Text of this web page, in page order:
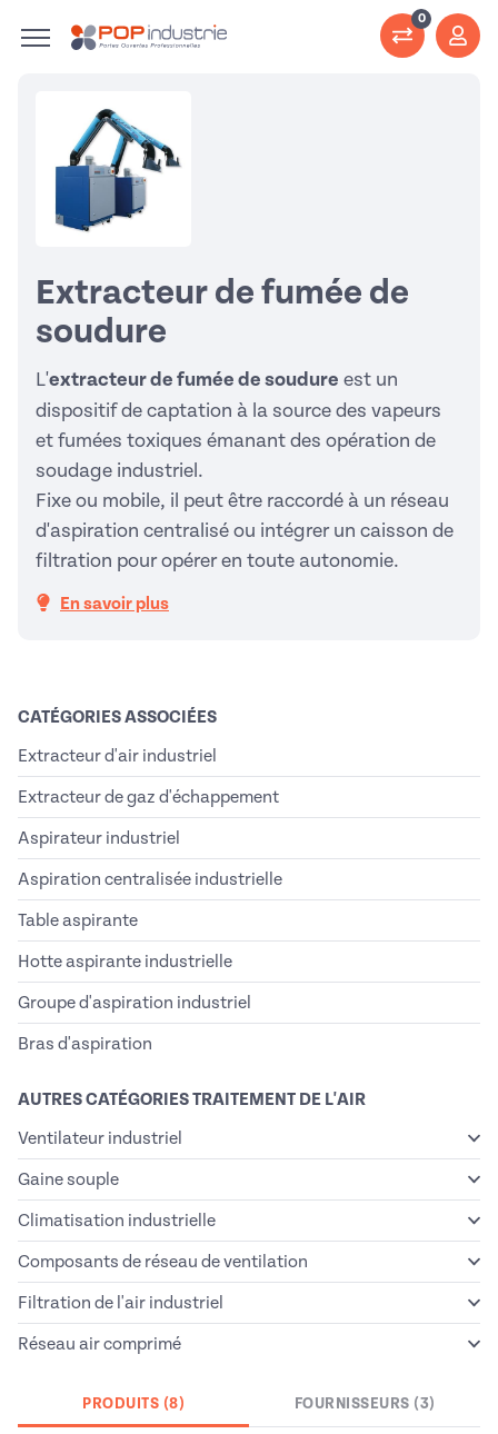
0
Extracteur de fumée de
soudure
L'extracteur de fumée de soudure est un
dispositif de captation à la source des vapeurs
et fumées toxiques émanant des opération de
soudage industriel.
Fixe ou mobile, il peut être raccordé à un réseau
d'aspiration centralisé ou intégrer un caisson de
filtration pour opérer en toute autonomie.
En savoir plus
CATÉGORIES ASSOCIÉES
Extracteur d'air industriel
Extracteur de gaz d'échappement
Aspirateur industriel
Aspiration centralisée industrielle
Table aspirante
Hotte aspirante industrielle
Groupe d'aspiration industriel
Bras d'aspiration
AUTRES CATÉGORIES TRAITEMENT DE L'AIR
Ventilateur industriel
Gaine souple
Climatisation industrielle
Composants de réseau de ventilation
Filtration de l'air industriel
Réseau air comprimé
PRODUITS (8) FOURNISSEURS (3)